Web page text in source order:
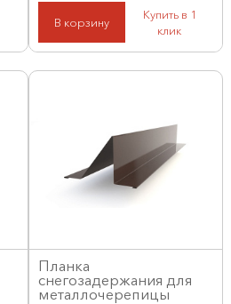
В корзину
Купить в 1
клик
Планка
снегозадержания для
металлочерепицы